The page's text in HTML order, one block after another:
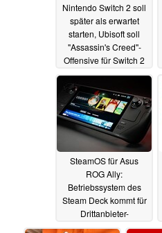
Nintendo Switch 2 soll
später als erwartet
starten, Ubisoft soll
"Assassin's Creed"-
Offensive für Switch 2
planen14.08.2024
SteamOS für Asus
ROG Ally:
Betriebssystem des
Steam Deck kommt für
Drittanbieter-
Handhelds14.08.2024